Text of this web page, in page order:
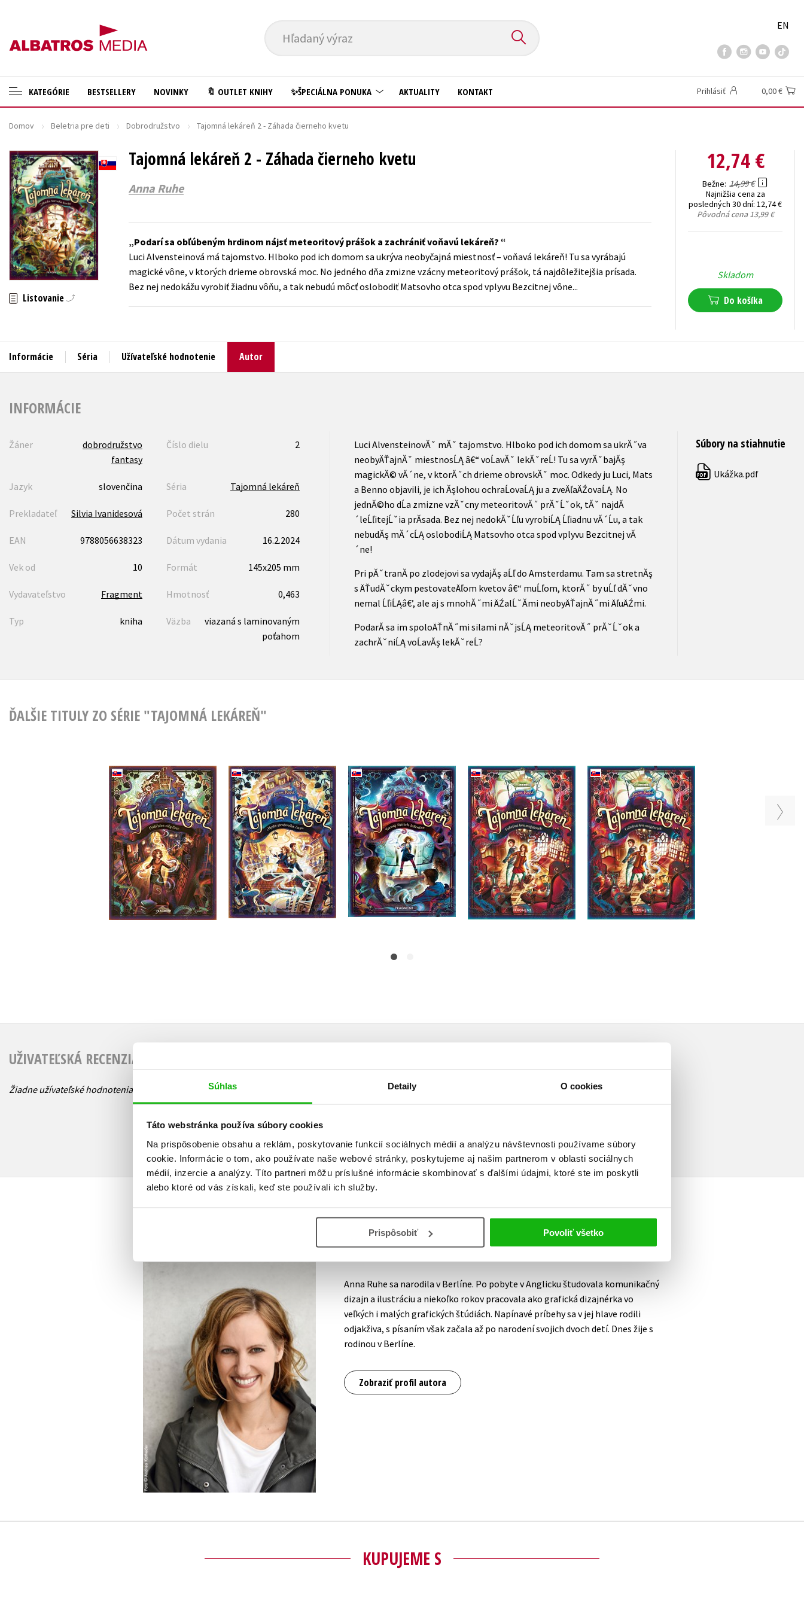
Súhlas Detaily O cookies
Táto webstránka používa súbory cookies
Na prispôsobenie obsahu a reklám, poskytovanie funkcií sociálnych médií a analýzu návštevnosti používame súbory
cookie. Informácie o tom, ako používate naše webové stránky, poskytujeme aj našim partnerom v oblasti sociálnych
médií, inzercie a analýzy. Títo partneri môžu príslušné informácie skombinovať s ďalšími údajmi, ktoré ste im poskytli
alebo ktoré od vás získali, keď ste používali ich služby.
Prispôsobiť Povoliť všetko
Hľadaný výraz
EN
KATEGÓRIE
🛍️ Darčekové poukazy
✍️Knihy s podpisom
🎁 Limitované balíčky
🔥 Výhodné predpredaje
🏷️ Zlacnené knihy
⚔️ Zaklínač na CD
🔖Outlet knihy
Auto - moto
Beletria pre dospelých
Cestovanie
Darčekové publikácie
Doplnkový sortiment
Ezoterika a duchovný svet
História a military
Hobby
Humanitné a spoločenské vedy
Kariéra a osobný rozvoj
Krížovky
Počítače
Populárno - náučné pre deti
Učebnice
Umenie a kultúra
Výchova a pedagogika
Young adult
BESTSELLERY NOVINKY 🔖 OUTLET KNIHY ✨ŠPECIÁLNA PONUKA AKTUALITY KONTAKT Prihlásiť 0,00 €
Domov Beletria pre deti Dobrodružstvo Tajomná lekáreň 2 - Záhada čierneho kvetu
Tajomná lekáreň 2 - Záhada čierneho kvetu
Anna Ruhe
Listovanie
Podarí sa obľúbeným hrdinom nájsť meteoritový prášok a zachrániť voňavú lekáreň?
Luci Alvensteinová má tajomstvo. Hlboko pod ich domom sa ukrýva neobyčajná miestnosť – voňavá lekáreň! Tu sa vyrábajú
magické vône, v ktorých drieme obrovská moc. No jedného dňa zmizne vzácny meteoritový prášok, tá najdôležitejšia prísada.
Bez nej nedokážu vyrobiť žiadnu vôňu, a tak nebudú môcť oslobodiť Matsovho otca spod vplyvu Bezcitnej vône...
12,74 €
Bežne 14,99 €
Najnižšia cena za
posledných 30 dní: 12,74 €
Pôvodná cena13,99 €
Skladom
Do košíka
Informácie Séria Užívateľské hodnotenie Autor
INFORMÁCIE
Žáner
dobrodružstvo
fantasy
Číslo dielu 2
Jazyk slovenčina Séria Tajomná lekáreň
Prekladateľ Silvia Ivanidesová Počet strán 280
EAN 9788056638323 Dátum vydania 16.2.2024
Vek od 10 Formát 145x205 mm
Vydavateľstvo Fragment Hmotnosť 0,463
Typ kniha Väzba
viazaná s laminovaným
poťahom
Luci AlvensteinovĂˇ mĂˇ tajomstvo. Hlboko pod ich domom sa ukrĂ˝va
neobyÄŤajnĂˇ miestnosĹĄ â€“ voĹavĂˇ lekĂˇreĹ! Tu sa vyrĂˇbajĂş
magickĂ© vĂ´ne, v ktorĂ˝ch drieme obrovskĂˇ moc. Odkedy ju Luci, Mats
a Benno objavili, je ich Ăşlohou ochraĹovaĹĄ ju a zveÄľaÄŹovaĹĄ. No
jednĂ©ho dĹa zmizne vzĂˇcny meteoritovĂ˝ prĂˇĹˇok, tĂˇ najdĂ
´leĹľitejĹˇia prĂ­sada. Bez nej nedokĂˇĹľu vyrobiĹĄ Ĺľiadnu vĂ´Ĺu, a tak
nebudĂş mĂ´cĹĄ oslobodiĹĄ Matsovho otca spod vplyvu Bezcitnej vĂ
´ne!
Pri pĂˇtranĂ­ po zlodejovi sa vydajĂş aĹľ do Amsterdamu. Tam sa stretnĂş
s ÄŤudĂˇckym pestovateÄľom kvetov â€“ muĹľom, ktorĂ˝ by uĹľ dĂˇvno
nemal ĹľiĹĄâ€’, ale aj s mnohĂ˝mi ÄŹalĹˇĂ­mi neobyÄŤajnĂ˝mi ÄľuÄŹmi.
PodarĂ­ sa im spoloÄŤnĂ˝mi silami nĂˇjsĹĄ meteoritovĂ˝ prĂˇĹˇok a
zachrĂˇniĹĄ voĹavĂş lekĂˇreĹ?
Súbory na stiahnutie
PDF Ukážka.pdf
ĎALŠIE TITULY ZO SÉRIE "TAJOMNÁ LEKÁREŇ"
Tajomná lekáreň 6 -
Dedičstvo vily Evie
Anna Ruhe
Do košíka
12,74 €
Tajomná lekáreň 5 -
Mesto strateného
času
Anna Ruhe
Do košíka
12,74 €
Tajomná lekáreň 4 -
Turnaj tisícich talentov
Anna Ruhe
Do košíka
12,74 €
Tajomná lekáreň 3 -
Falošná hra majsteriek
(2. akosť)
Anna Ruhe
Do košíka
7,00 €
Tajomná lekáreň 3 -
Falošná hra majsteriek
Anna Ruhe
Do košíka
12,74 €
Anna Ruhe
UŽIVATEĽSKÁ RECENZIA
Žiadne užívateľské hodnotenia nie sú dostupné.
Prihlásiť
Anna Ruhe sa narodila v Berlíne. Po pobyte v Anglicku študovala komunikačný
dizajn a ilustráciu a niekoľko rokov pracovala ako grafická dizajnérka vo
veľkých i malých grafických štúdiách. Napínavé príbehy sa v jej hlave rodili
odjakživa, s písaním však začala až po narodení svojich dvoch detí. Dnes žije s
rodinou v Berlíne.
Zobraziť profil autora
KUPUJEME S